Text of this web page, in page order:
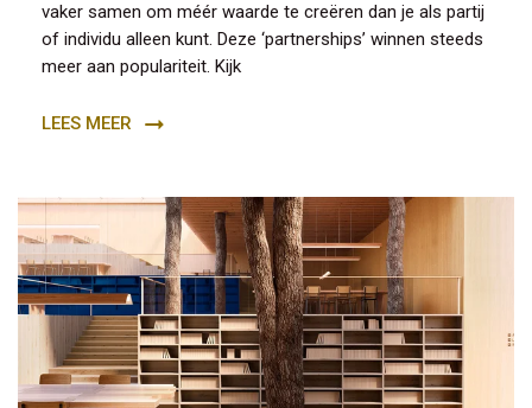
vaker samen om méér waarde te creëren dan je als partij
of individu alleen kunt. Deze ‘partnerships’ winnen steeds
meer aan populariteit. Kijk
LEES MEER